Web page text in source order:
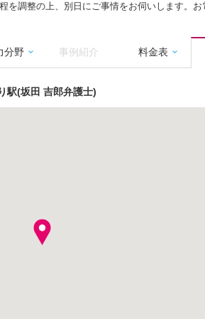
を調整の上、別日にご事情をお伺いします。
分野 事例紹介 料金表
駅(坂田 吉郎弁護士)